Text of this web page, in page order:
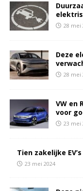
28 mei
Deze
28 mei
VW en
voor
23 mei
Tien zakelijke
23 mei 2024